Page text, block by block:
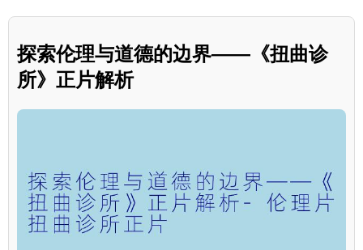
探索伦理与道德的边界——《扭曲诊
所》正片解析